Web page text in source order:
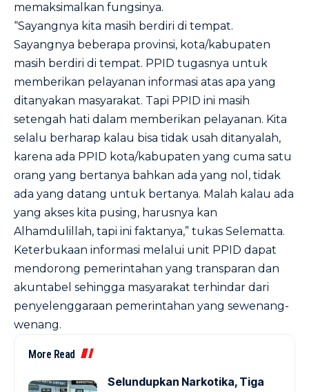
memaksimalkan fungsinya.
“Sayangnya kita masih berdiri di tempat.
Sayangnya beberapa provinsi, kota/kabupaten
masih berdiri di tempat. PPID tugasnya untuk
memberikan pelayanan informasi atas apa yang
ditanyakan masyarakat. Tapi PPID ini masih
setengah hati dalam memberikan pelayanan. Kita
selalu berharap kalau bisa tidak usah ditanyalah,
karena ada PPID kota/kabupaten yang cuma satu
orang yang bertanya bahkan ada yang nol, tidak
ada yang datang untuk bertanya. Malah kalau ada
yang akses kita pusing, harusnya kan
Alhamdulillah, tapi ini faktanya,” tukas Selematta.
Keterbukaan informasi melalui unit PPID dapat
mendorong pemerintahan yang transparan dan
akuntabel sehingga masyarakat terhindar dari
penyelenggaraan pemerintahan yang sewenang-
wenang.
More Read
Selundupkan Narkotika, Tiga